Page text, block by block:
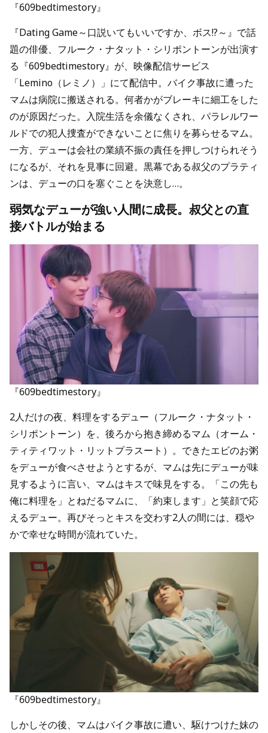
『609bedtimestory』
『Dating Game～口説いてもいいですか、ボス!?～』で話
題の俳優、フルーク・ナタット・シリポントーンが出演す
る『609bedtimestory』が、映像配信サービス
「Lemino（レミノ）」にて配信中。バイク事故に遭った
マムは病院に搬送される。何者かがブレーキに細工をした
のが原因だった。入院生活を余儀なくされ、パラレルワー
ルドでの犯人捜査ができないことに焦りを募らせるマム。
一方、デューは会社の業績不振の責任を押しつけられそう
になるが、それを見事に回避。黒幕である叔父のプラティ
ンは、デューの口を塞ぐことを決意し…。
弱気なデューが強い人間に成長。叔父との直
接バトルが始まる
『609bedtimestory』
2人だけの夜、料理をするデュー（フルーク・ナタット・
シリポントーン）を、後ろから抱き締めるマム（オーム・
ティティワット・リットプラスート）。できたエビのお粥
をデューが食べさせようとするが、マムは先にデューが味
見するように言い、マムはキスで味見をする。「この先も
俺に料理を」とねだるマムに、「約束します」と笑顔で応
えるデュー。再びそっとキスを交わす2人の間には、穏や
かで幸せな時間が流れていた。
『609bedtimestory』
しかしその後、マムはバイク事故に遭い、駆けつけた妹の